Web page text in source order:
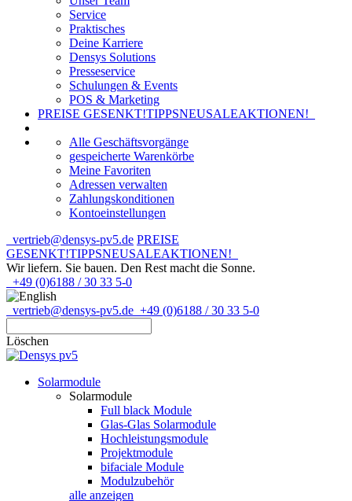
Service
Praktisches
Deine Karriere
Densys Solutions
Presseservice
Schulungen & Events
POS & Marketing
PREISE GESENKT!TIPPSNEUSALEAKTIONEN!
Alle Geschäftsvorgänge
gespeicherte Warenkörbe
Meine Favoriten
Adressen verwalten
Zahlungskonditionen
Kontoeinstellungen
vertrieb@densys-pv5.de PREISE
GESENKT!TIPPSNEUSALEAKTIONEN!
Wir liefern. Sie bauen. Den Rest macht die Sonne.
+49 (0)6188 / 30 33 5-0
vertrieb@densys-pv5.de +49 (0)6188 / 30 33 5-0
Löschen
Solarmodule
Solarmodule
Full black Module
Glas-Glas Solarmodule
Hochleistungsmodule
Projektmodule
bifaciale Module
Modulzubehör
alle anzeigen